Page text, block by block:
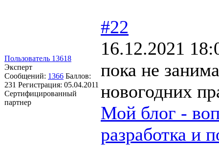
Пользователь 13618
Эксперт
Сообщений: 1366 Баллов:
231 Регистрация: 05.04.2011
Сертифицированный
партнер
#22
16.12.2021
пока не
новогодних
Мой блог -
разработка и